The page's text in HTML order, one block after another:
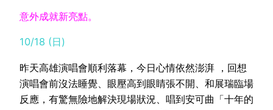
意外成就新亮點。
10/18 (日)
昨天高雄演唱會順利落幕，今日心情依然澎湃 ，回想
演唱會前沒法睡覺、眼壓高到眼睛張不開、和展瑞臨場
反應，有驚無險地解決現場狀況、唱到安可曲「十年的